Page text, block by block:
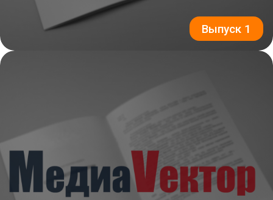
Выпуск 1